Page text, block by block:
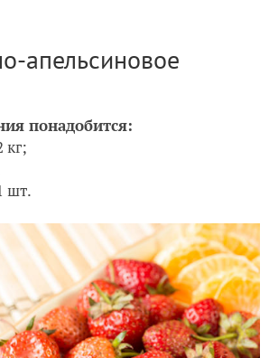
апельсиновое
понадобится:
кг;
шт.